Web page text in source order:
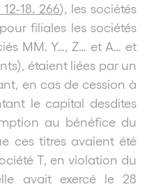
18. 266), les sociétés
filiales les sociétés
MM. Y…, Z… et A… et
étaient liées par un
en cas de cession à
le capital desdites
au bénéfice du
ces titres avaient été
T, en violation du
avait exercé le 28